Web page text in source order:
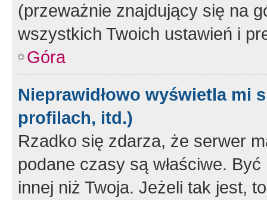
(przeważnie znajdujący się na
wszystkich Twoich ustawień i
Góra
Nieprawidłowo wyświetla mi
profilach, itd.)
Rzadko się zdarza, że serwer
podane czasy są właściwe.
innej niż Twoja. Jeżeli tak jest,